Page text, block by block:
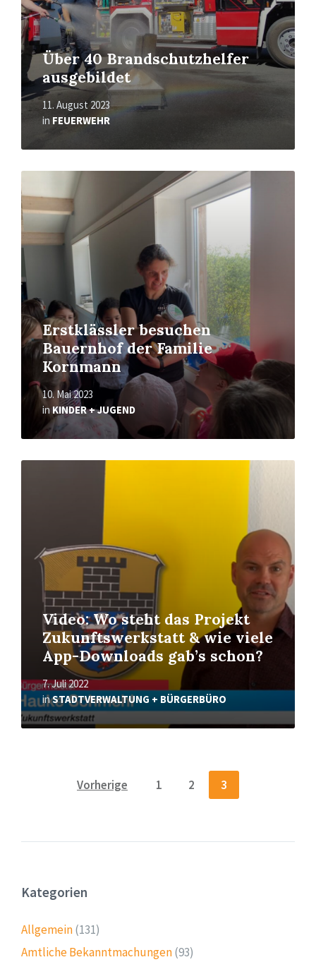
Über 40 Brandschutzhelfer
ausgebildet
11. August 2023
in FEUERWEHR
Erstklässler besuchen
Bauernhof der Familie
Kornmann
10. Mai 2023
in KINDER + JUGEND
Read
More
Video: Wo steht das Projekt
Zukunftswerkstatt & wie viele
App-Downloads gab’s schon?
7. Juli 2022
inSTADTVERWALTUNG + BÜRGERBÜRO
Read
Seitennummerierung
Beiträge
Vorherige 1 2 3
Kategorien
Allgemein(131)
Amtliche Bekanntmachungen(93)